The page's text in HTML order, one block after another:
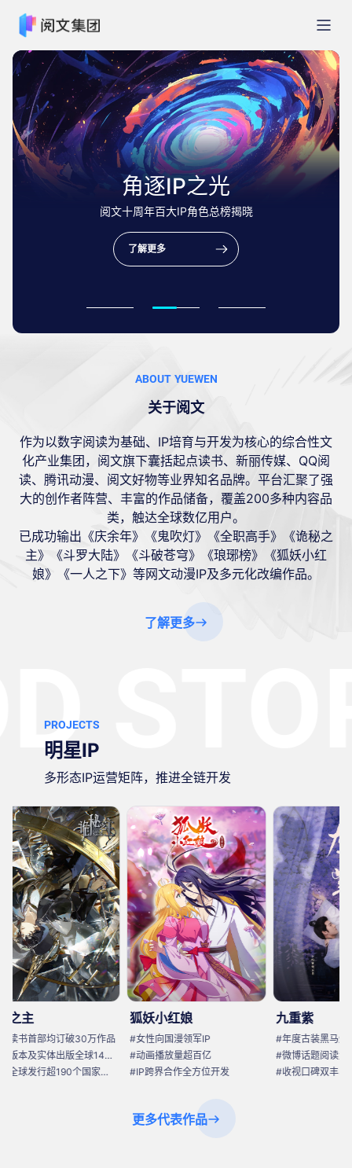
角逐IP之光
阅文十周年百大IP角色总榜揭晓
了解更多
ABOUT YUEWEN
关于阅文
作为以数字阅读为基础、IP培育与开发为核心的综合性文
化产业集团，阅文旗下囊括起点读书、新丽传媒、QQ阅
读、腾讯动漫、阅文好物等业界知名品牌。平台汇聚了强
大的创作者阵营、丰富的作品储备，覆盖200多种内容品
类，触达全球数亿用户。
已成功输出《庆余年》《鬼吹灯》《全职高手》《诡秘之
主》《斗罗大陆》《斗破苍穹》《琅琊榜》《狐妖小红
娘》《一人之下》等网文动漫IP及多元化改编作品。
了解更多
PROJECTS
明星IP
多形态IP运营矩阵，推进全链开发
均订破30万作品
#翻译版本及实体出版全球14种语言
#动画全球发行超190个国家地区
狐妖小红娘
#女性向国漫领军IP
#动画播放量超百亿
#IP跨界合作全方位开发
#年度古装黑马爆款剧
#微博话题阅读量45亿
#收视口碑双丰收
更多代表作品